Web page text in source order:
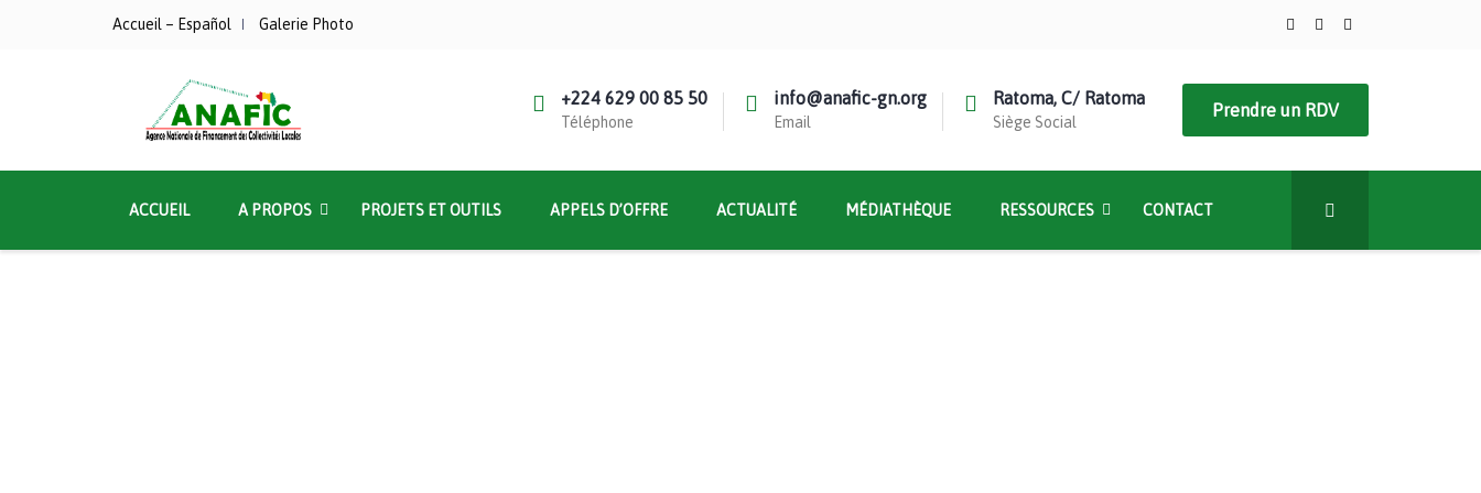
Accueil – Español Galerie Photo
+224 629 00 85 50
Téléphone
info@anafic-gn.org
Email
Ratoma, C/ Ratoma
Siège Social
Prendre un RDV
ACCUEIL A PROPOS PROJETS ET OUTILS APPELS D’OFFRE ACTUALITÉ MÉDIATHÈQUE RESSOURCES CONTACT